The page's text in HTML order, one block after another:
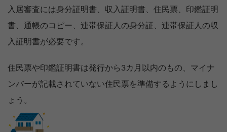
入居審査には身分証明書、収入証明書、住民票、印鑑証明
書、通帳のコピー、連帯保証人の身分証、連帯保証人の収
入証明書が必要です。
住民票や印鑑証明書は発行から3カ月以内のもの、マイナ
ンバーが記載されていない住民票を準備するようにしまし
ょう。